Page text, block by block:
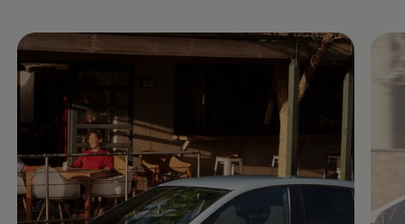
Enable fullscreen mode